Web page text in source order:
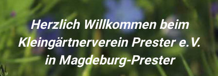
Herzlich Willkommen beim
Kleingärtnerverein Prester e.V.
in Magdeburg-Prester